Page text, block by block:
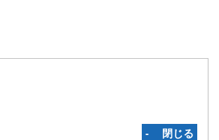
‐ 閉じる